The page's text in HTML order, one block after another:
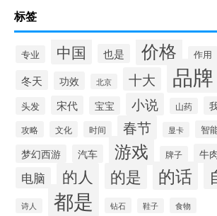
标签
专业 中国 也是 价格 作用
冬天 功效 北京 十大 品牌
头发 宋代 宝宝 小说 山药
攻略 文化 时间 春节 显卡 智
梦幻西游 汽车 游戏 牌子 牛
电脑 的人 的是 的话
诗人 都是 钻石 鞋子 食物